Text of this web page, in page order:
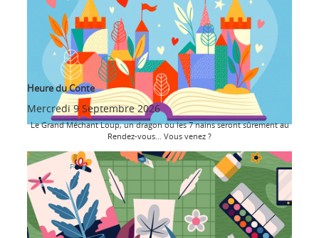
Heure du Conte
Mercredi 9 Septembre 2026
Le Grand Méchant Loup, un dragon ou les 7 nains seront sûrement au
Rendez-vous… Vous venez ?